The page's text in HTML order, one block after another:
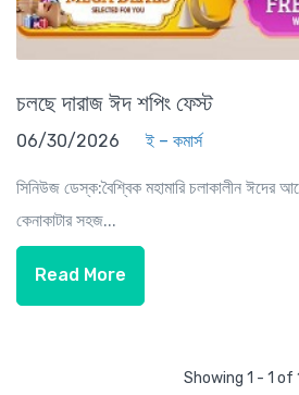
চলছে দারাজ ঈদ শপিং ফেস্ট
06/30/2026 ই – কমার্স
সিনিউজ ডেস্ক:বৈশ্বিক মহামারি চলাকালীন ঈদের
কেনাকাটার সহজ...
Read More
Showing 1 - 1 of